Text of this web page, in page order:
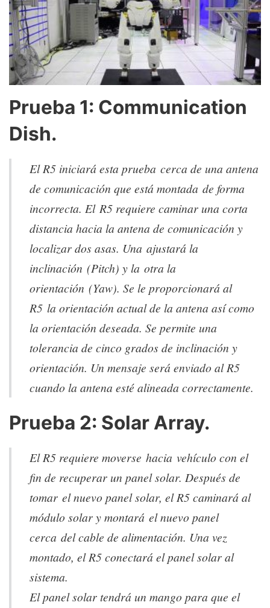
Prueba 1: Communication
Dish.
El R5 iniciará esta prueba cerca de una antena
de comunicación que está montada de forma
incorrecta. El R5 requiere caminar una corta
distancia hacia la antena de comunicación y
localizar dos asas. Una ajustará la
inclinación (Pitch) y la otra la
orientación (Yaw). Se le proporcionará al
R5 la orientación actual de la antena así como
la orientación deseada. Se permite una
tolerancia de cinco grados de inclinación y
orientación. Un mensaje será enviado al R5
cuando la antena esté alineada correctamente.
Prueba 2: Solar Array.
El R5 requiere moverse hacia vehículo con el
fin de recuperar un panel solar. Después de
tomar el nuevo panel solar, el R5 caminará al
módulo solar y montará el nuevo panel
cerca del cable de alimentación. Una vez
montado, el R5 conectará el panel solar al
sistema.
El panel solar tendrá un mango para que el